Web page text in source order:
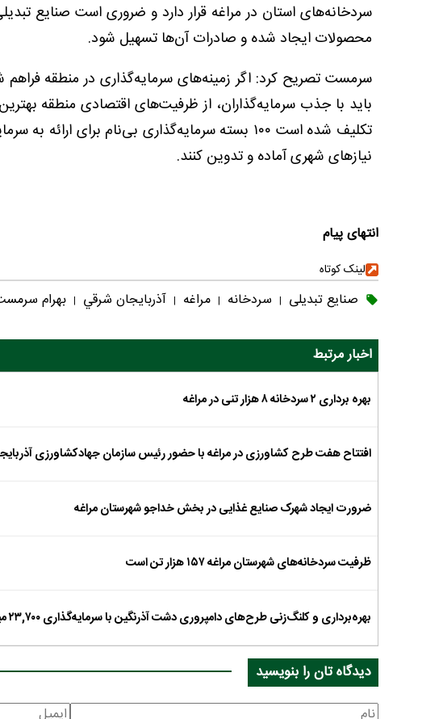
سردخانه‌های استان در مراغه قرار دارد و ضروری است صنایع
محصولات ایجاد شده و صادرات آن‌ها تسهیل شود.
سرمست تصریح کرد: اگر زمینه‌های سرمایه‌گذاری در منطقه
باید با جذب سرمایه‌گذاران، از ظرفیت‌های اقتصادی منطقه
نیازهای شهری آماده و تدوین کنند.
انتهای پیام
لینک کوتاه
صنایع تبدیلی | سردخانه | مراغه | آذربايجان شرقي | بهرام
اخبار مرتبط
بهره برداری ۲ سردخانه ۸ هزار تنی در مراغه
افتتاح هفت طرح کشاورزی در مراغه با حضور رئیس سازمان جهادکشاورزی
ضرورت ایجاد شهرک صنایع غذایی در بخش خداجو شهرستان مراغه
ظرفیت سردخانه‌های شهرستان مراغه ۱۵۷ هزار تن است
بهره‌برداری و کلنگ‌زنی طرح‌های دامپروری دشت آذرنگین با سرمایه‌گذاری ۲۳,۷۰۰ میلیارد ریالی
دیدگاه تان را بنویسید